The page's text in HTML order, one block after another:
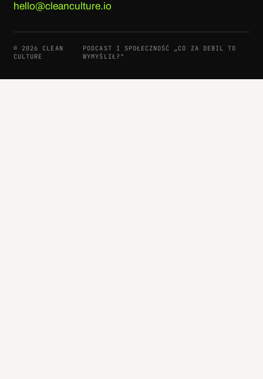
hello@cleanculture.io
© 2026 CLEAN
CULTURE
PODCAST I SPOŁECZNOŚĆ „CO ZA DEBIL TO
WYMYŚLIŁ?"